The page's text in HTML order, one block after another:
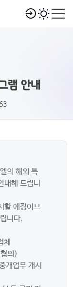
램 안내
의 해외 특
내해 드립니
할 예정이므
니다.
의)
개업무 개시